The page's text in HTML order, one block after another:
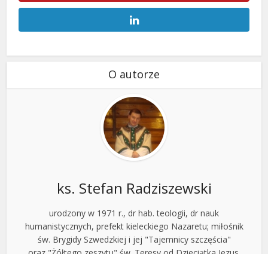
O autorze
ks. Stefan Radziszewski
urodzony w 1971 r., dr hab. teologii, dr nauk
humanistycznych, prefekt kieleckiego Nazaretu; miłośnik
św. Brygidy Szwedzkiej i jej "Tajemnicy szczęścia"